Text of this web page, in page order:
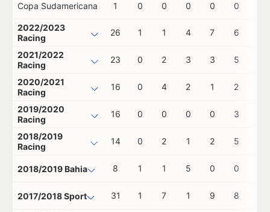
Copa Sudamericana 1 0 0 0 0 0
2022/2023
Racing
26 1 1 4 7 6
2021/2022
Racing
23 0 2 3 3 5
2020/2021
Racing
16 0 4 2 1 2
2019/2020
Racing
16 0 0 0 0 3
2018/2019
Racing
14 0 2 1 2 5
2018/2019 Bahia 8 1 1 5 0 0
2017/2018 Sport 31 1 7 1 9 8